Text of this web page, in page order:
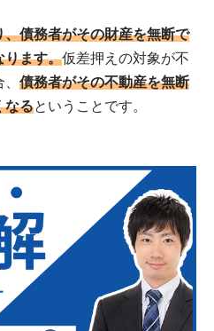
債務者がその財産を無断で
ります。仮差押えの対象が不
債務者がその不動産を無断
なるということです。